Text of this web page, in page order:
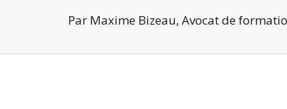
Par Maxime Bizeau, Avocat de